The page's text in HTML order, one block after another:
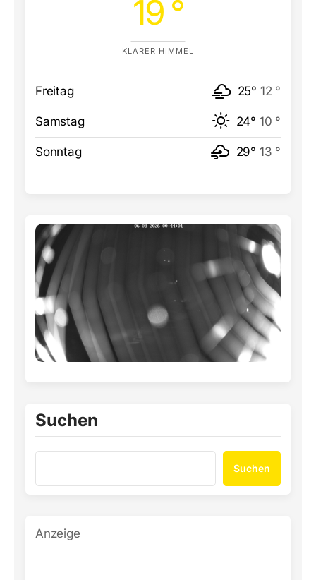
19 °
KLARER HIMMEL
Freitag 25° 12 °
Samstag 24° 10 °
Sonntag 29° 13 °
Suchen
Suchen
Anzeige